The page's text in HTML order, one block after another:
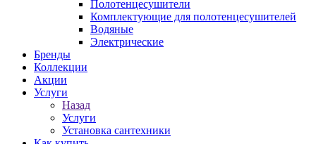
Полотенцесушители
Комплектующие для полотенцесушителей
Водяные
Электрические
Бренды
Коллекции
Акции
Услуги
Назад
Услуги
Установка сантехники